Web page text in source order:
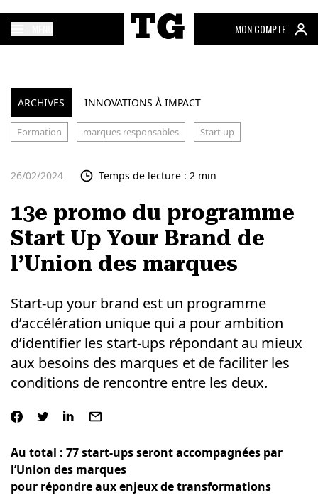
MON COMPTE
ARCHIVES INNOVATIONS À IMPACT
Formation marques responsables Start up
26/02/2024 Temps de lecture : 2 min
13e promo du programme
Start Up Your Brand de
l’Union des marques
Start-up your brand est un programme
d’accélération unique qui a pour ambition
d’identifier les start-ups répondant au mieux
aux besoins des marques et de faciliter les
conditions de rencontre entre les deux.
Au total : 77 start-ups seront accompagnées par
l’Union des marques
pour répondre aux enjeux detransformations